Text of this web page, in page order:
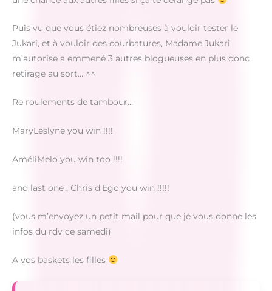
Puis vu que vous étiez nombreuses à vouloir tester le
Jukari, et à vouloir des courbatures, Madame Jukari
m’autorise a emmené 3 autres blogueuses en plus donc
retirage au sort… ^^
Re roulements de tambour…
MaryLeslyne you win !!!!
AméliMelo you win too !!!!
and last one : Chris d’Ego you win !!!!!
(vous m’envoyez un petit mail pour que je vous donne les
infos du rdv ce samedi)
A vos baskets les filles